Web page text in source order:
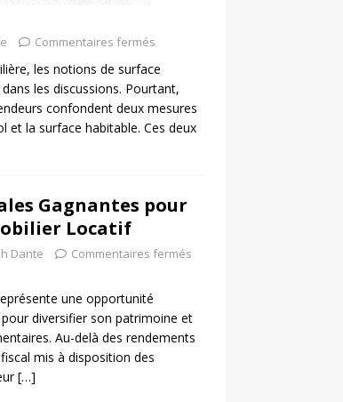
Commentaires fermés
les notions de surface
les discussions. Pourtant,
confondent deux mesures
et la surface habitable. Ces deux
Gagnantes pour
Locatif
Dante Commentaires fermés
une opportunité
diversifier son patrimoine et
Au-delà des rendements
mis à disposition des
[…]